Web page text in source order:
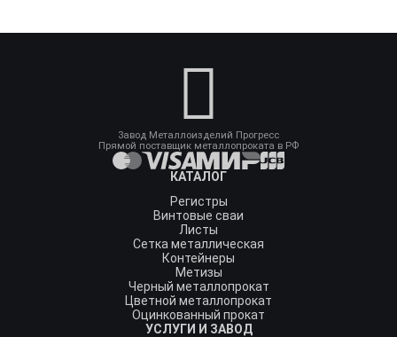
Завод Металлоизделий Прогресс
Прямой поставщик металлопроката в РФ
КАТАЛОГ
Регистры
Винтовые сваи
Листы
Сетка металлическая
Контейнеры
Метизы
Черный металлопрокат
Цветной металлопрокат
Оцинкованный прокат
УСЛУГИ И ЗАВОД